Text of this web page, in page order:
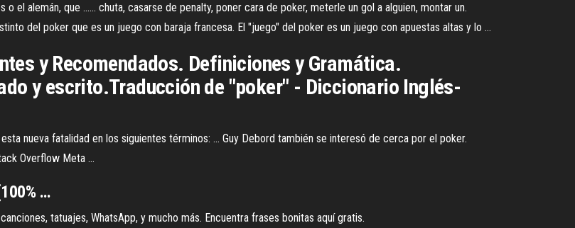
el alemán, que ...... chuta, casarse de penalty, poner cara de poker, meterle un gol a alguien, montar un.
del poker que es un juego con baraja francesa. El "juego" del poker es un juego con apuestas altas y lo ...
y Recomendados. Definiciones y Gramática.
y escrito.Traducción de "poker" - Diccionario Inglés-
nueva fatalidad en los siguientes términos: ... Guy Debord también se interesó de cerca por el poker.
Overflow Meta ...
…
tatuajes, WhatsApp, y mucho más. Encuentra frases bonitas aquí gratis.